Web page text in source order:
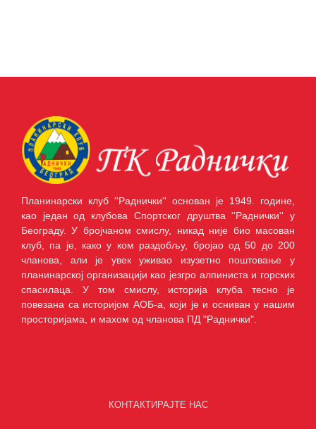
Планинарски клуб ''Раднички'' основан је 1949. године,
као један од клубова Спортског друштва ''Раднички'' у
Београду. У бројчаном смислу, никад није био масован
клуб, па је, како у ком раздобљу, бројао од 50 до 200
чланова, али је увек уживао изузетно поштовање у
планинарској организацији као језгро алпиниста и горских
спасилаца. У том смислу, историја клуба тесно је
повезана са историјом АОБ-а, који је и осниван у нашим
просторијама, и махом од чланова ПД "Раднички".
КОНТАКТИРАЈТЕ НАС